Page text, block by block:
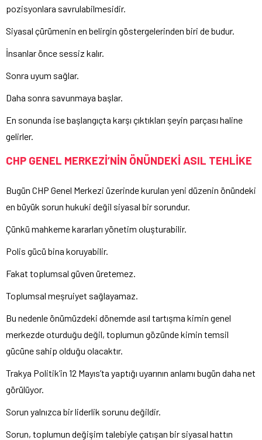
pozisyonlara savrulabilmesidir.
Siyasal çürümenin en belirgin göstergelerinden biri de budur.
İnsanlar önce sessiz kalır.
Sonra uyum sağlar.
Daha sonra savunmaya başlar.
En sonunda ise başlangıçta karşı çıktıkları şeyin parçası haline
gelirler.
CHP GENEL MERKEZİ’NİN ÖNÜNDEKİ ASIL TEHLİKE
Bugün CHP Genel Merkezi üzerinde kurulan yeni düzenin önündeki
en büyük sorun hukuki değil siyasal bir sorundur.
Çünkü mahkeme kararları yönetim oluşturabilir.
Polis gücü bina koruyabilir.
Fakat toplumsal güven üretemez.
Toplumsal meşruiyet sağlayamaz.
Bu nedenle önümüzdeki dönemde asıl tartışma kimin genel
merkezde oturduğu değil, toplumun gözünde kimin temsil
gücüne sahip olduğu olacaktır.
Trakya Politik’in 12 Mayıs’ta yaptığı uyarının anlamı bugün daha net
görülüyor.
Sorun yalnızca bir liderlik sorunu değildir.
Sorun, toplumun değişim talebiyle çatışan bir siyasal hattın